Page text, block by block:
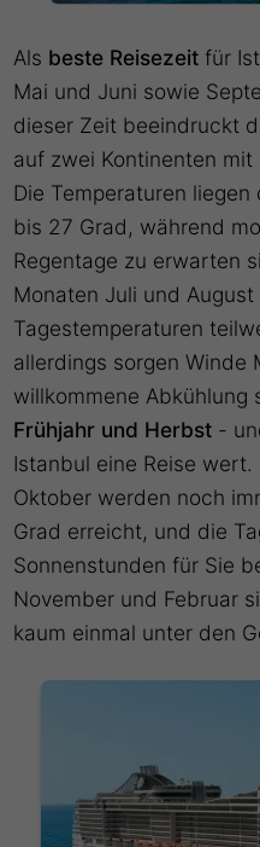
Als beste Reisezeit für
Mai und Juni sowie
dieser Zeit beeindruckt
auf zwei Kontinenten
Die Temperaturen
bis 27 Grad, während
Regentage zu erwarten
Monaten Juli und
Tagestemperaturen
allerdings sorgen Winde
willkommene Abkühlung
Frühjahr und Herbst -
Istanbul eine Reise
Oktober werden noch
Grad erreicht, und die
Sonnenstunden für Sie
November und Februar
kaum einmal unter den